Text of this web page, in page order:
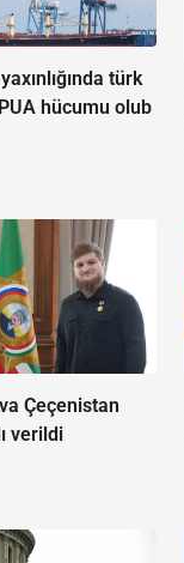
türk
hücumu olub
Çeçenistan
verildi